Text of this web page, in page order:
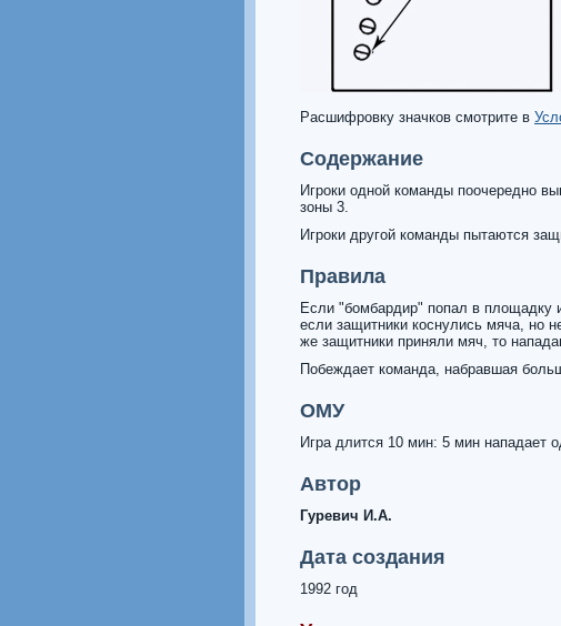
Расшифровку значков смотрите в
Содержание
Игроки одной команды поочередно
зоны 3.
Игроки другой команды пытаются
Правила
Если "бомбардир" попал в площадку
если защитники коснулись мяча, но
же защитники приняли мяч, то
Побеждает команда, набравшая
ОМУ
Игра длится 10 мин: 5 мин нападает
Автор
Гуревич И.А.
Дата создания
1992 год